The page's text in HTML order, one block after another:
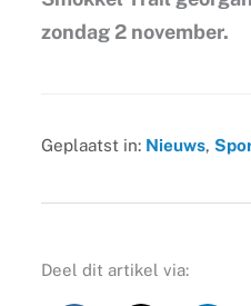
zondag 2 november.
Geplaatst in: Nieuws,
Deel dit artikel via: